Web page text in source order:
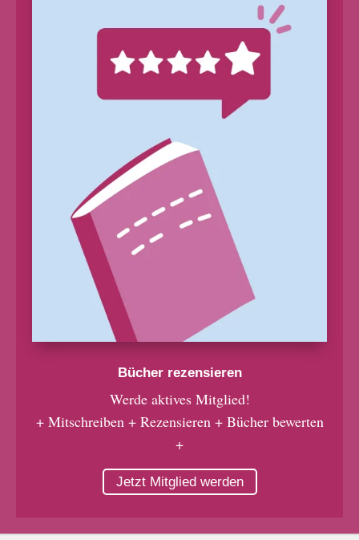
Bücher rezensieren
Werde aktives Mitglied!
+ Mitschreiben + Rezensieren + Bücher bewerten
+
Jetzt Mitglied werden